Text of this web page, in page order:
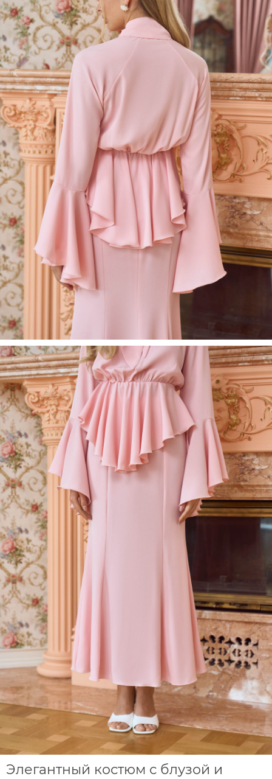
Элегантный костюм с блузой и